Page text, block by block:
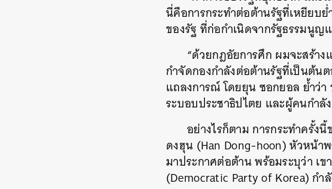
นี่คือการกระทำต่อต้านรัฐที่เหยียบ
ของรัฐ ที่ก่อกำเนิดจากรัฐธรรมนู
“ด้วยกฎอัยการศึก ผมจะสร้า
กำจัดกองกำลังต่อต้านรัฐที่เป็นต้น
แถลงการณ์ โดยยุน ซอกยอล ย้ำว่
ระบอบประชาธิปไตย และผู้คนกำ
อย่างไรก็ตาม การกระทำครั้ง
ดงฮุน (Han Dong-hoon) หัวหน้า
มาประกาศต่อต้าน พร้อมระบุว่า เ
(Democratic Party of Korea) ก